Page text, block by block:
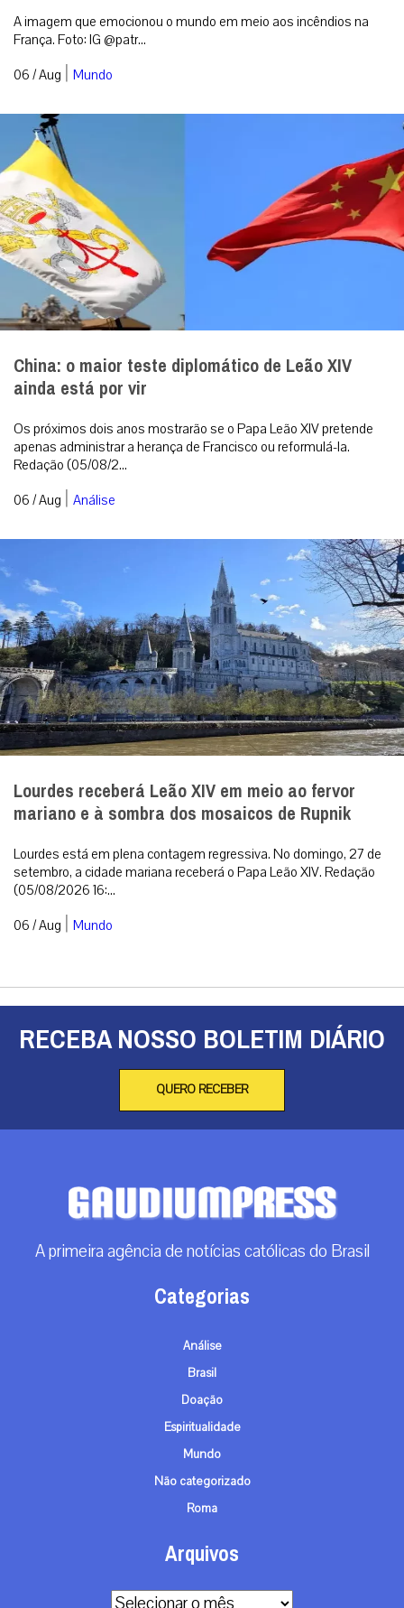
A imagem que emocionou o mundo em meio aos incêndios na
França. Foto: IG @patr...
06 / Aug | Mundo
China: o maior teste diplomático de Leão XIV
ainda está por vir
Os próximos dois anos mostrarão se o Papa Leão XIV pretende
apenas administrar a herança de Francisco ou reformulá-la.
Redação (05/08/2...
06 / Aug | Análise
Lourdes receberá Leão XIV em meio ao fervor
mariano e à sombra dos mosaicos de Rupnik
Lourdes está em plena contagem regressiva. No domingo, 27 de
setembro, a cidade mariana receberá o Papa Leão XIV. Redação
(05/08/2026 16:...
06 / Aug | Mundo
RECEBA NOSSO BOLETIM DIÁRIO
QUERO RECEBER
A primeira agência de notícias católicas do Brasil
Categorias
Análise
Brasil
Doação
Espiritualidade
Mundo
Não categorizado
Roma
Arquivos
Arquivos